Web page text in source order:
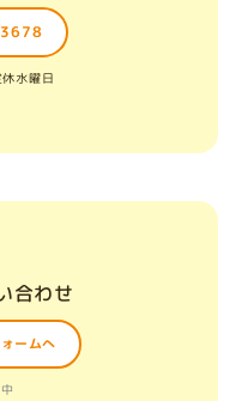
水曜日
合わせ
ームへ